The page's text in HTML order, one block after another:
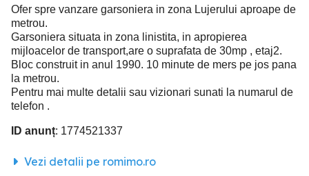
Ofer spre vanzare garsoniera in zona Lujerului aproape de
metrou.
Garsoniera situata in zona linistita, in apropierea
mijloacelor de transport,are o suprafata de 30mp , etaj2.
Bloc construit in anul 1990. 10 minute de mers pe jos pana
la metrou.
Pentru mai multe detalii sau vizionari sunati la numarul de
telefon .
ID anunț: 1774521337
Vezi detalii pe romimo.ro